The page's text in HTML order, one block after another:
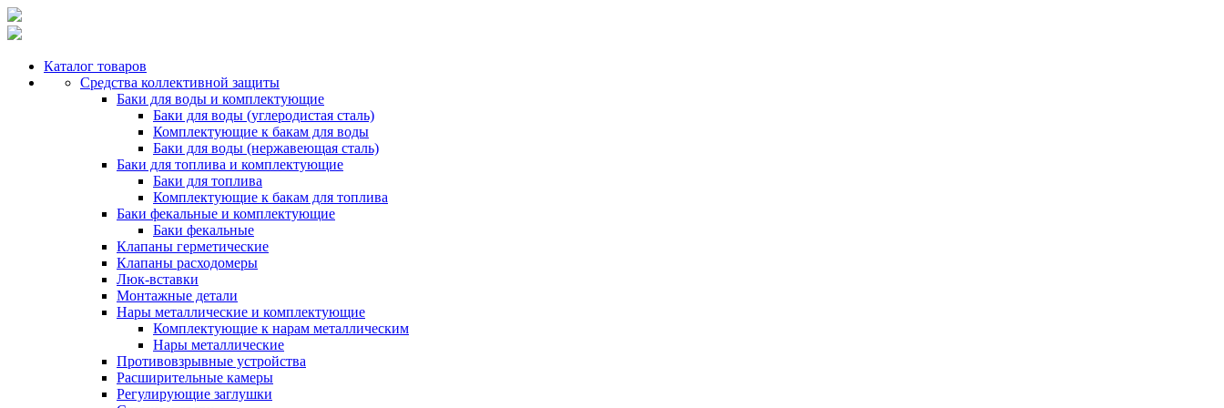
Каталог товаров
Средства коллективной защиты
Баки для воды и комплектующие
Баки для воды (углеродистая сталь)
Комплектующие к бакам для воды
Баки для воды (нержавеющая сталь)
Баки для топлива и комплектующие
Баки для топлива
Комплектующие к бакам для топлива
Баки фекальные и комплектующие
Баки фекальные
Клапаны герметические
Клапаны расходомеры
Люк-вставки
Монтажные детали
Нары металлические и комплектующие
Комплектующие к нарам металлическим
Нары металлические
Противовзрывные устройства
Расширительные камеры
Регулирующие заглушки